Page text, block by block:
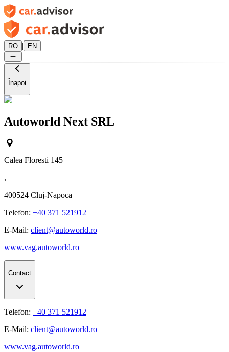
RO | EN
Înapoi
Autoworld Next SRL
Calea Floresti 145
,
400524 Cluj-Napoca
Telefon: +40 371 521912
E-Mail: client@autoworld.ro
www.vag.autoworld.ro
Contact
Telefon: +40 371 521912
E-Mail: client@autoworld.ro
www.vag.autoworld.ro